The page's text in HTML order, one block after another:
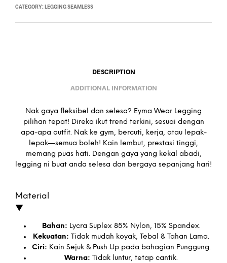
CATEGORY:LEGGING SEAMLESS
DESCRIPTION
ADDITIONAL INFORMATION
Nak gaya fleksibel dan selesa? Eyma Wear Legging
pilihan tepat! Direka ikut trend terkini, sesuai dengan
apa-apa outfit. Nak ke gym, bercuti, kerja, atau lepak-
lepak—semua boleh! Kain lembut, prestasi tinggi,
memang puas hati. Dengan gaya yang kekal abadi,
legging ni buat anda selesa dan bergaya sepanjang hari!
Material
▼
Bahan: Lycra Suplex 85% Nylon, 15% Spandex.
Kekuatan: Tidak mudah koyak, Tebal & Tahan Lama.
Ciri: Kain Sejuk & Push Up pada bahagian Punggung.
Warna: Tidak luntur, tetap cantik.